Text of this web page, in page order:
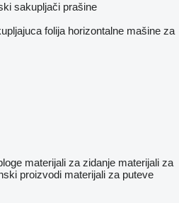
sakupljači prašine
folija horizontalne mašine za
materijali za zidanje materijali za
proizvodi materijali za puteve